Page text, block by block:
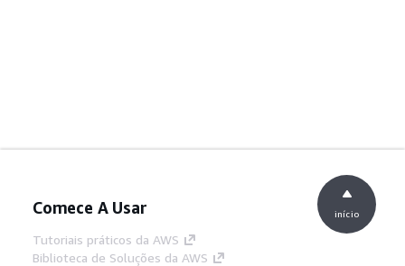
Comece A Usar
Tutoriais práticos da AWS
Biblioteca de Soluções da AWS
início